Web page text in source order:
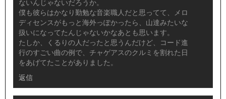
ないんじゃないだろうか。
僕も彼らはかなり勤勉な音楽職人だと思ってて、メロ
ディセンスがもっと海外っぽかったら、山達みたいな
扱いになってたんじゃないかなあとも思います。
たしか、くるりの人だったと思うんだけど、コード進
行のすごい曲の例で、チャゲアスのクルミを割れた日
をあげてたことがありました。
返信